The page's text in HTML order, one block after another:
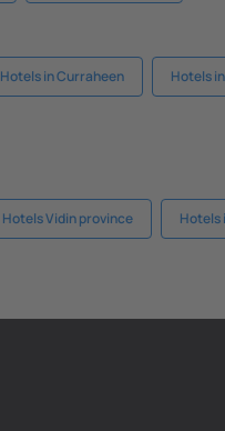
Hotels in Curraheen Hotels
Hotels Vidin province Hotels